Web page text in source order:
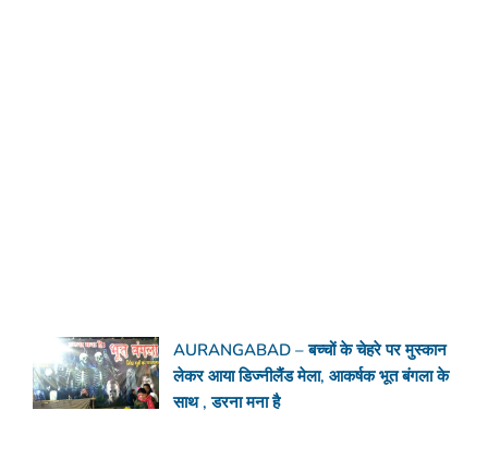
AURANGABAD – बच्चों के चेहरे पर मुस्कान
लेकर आया डिज्नीलैंड मेला, आकर्षक भूत बंगला के
साथ , डरना मना है